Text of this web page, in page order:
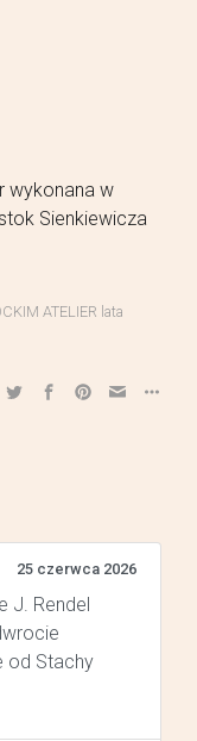
wykonana w
Sienkiewicza
ATELIER lata
25 czerwca 2026
J. Rendel
od Stachy